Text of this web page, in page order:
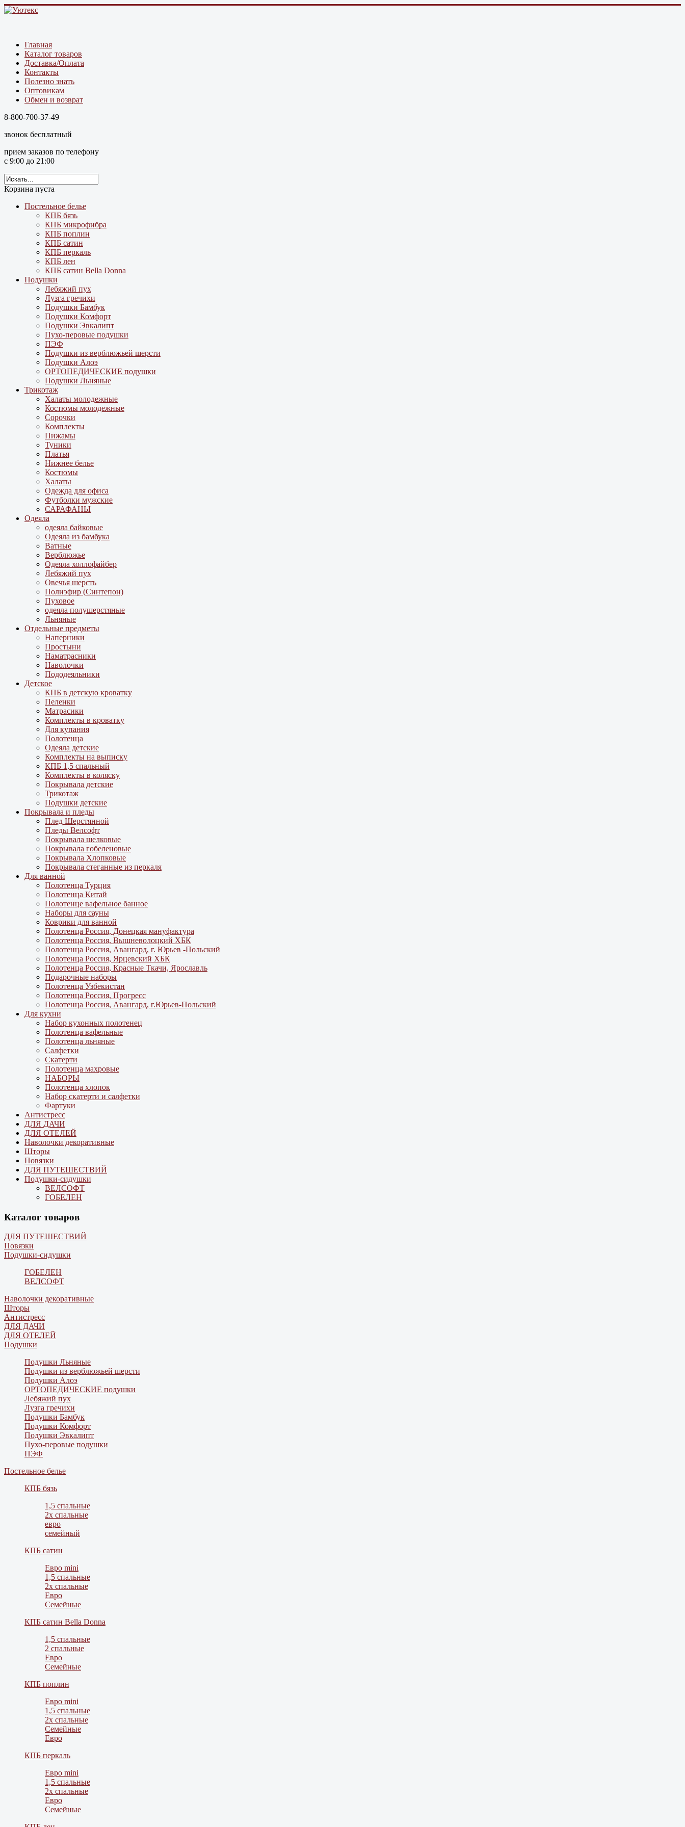
Главная
Каталог товаров
Доставка/Оплата
Контакты
Полезно знать
Оптовикам
Обмен и возврат
8-800-700-37-49
звонок бесплатный
прием заказов по телефону
с 9:00 до 21:00
Корзина пуста
Постельное белье
КПБ бязь
КПБ микрофибра
КПБ поплин
КПБ сатин
КПБ перкаль
КПБ лен
КПБ сатин Bella Donna
Подушки
Лебяжий пух
Лузга гречихи
Подушки Бамбук
Подушки Комфорт
Подушки Эвкалипт
Пухо-перовые подушки
ПЭФ
Подушки из верблюжьей шерсти
Подушки Алоэ
ОРТОПЕДИЧЕСКИЕ подушки
Подушки Льняные
Трикотаж
Халаты молодежные
Костюмы молодежные
Сорочки
Комплекты
Пижамы
Туники
Платья
Нижнее белье
Костюмы
Халаты
Одежда для офиса
Футболки мужские
САРАФАНЫ
Одеяла
одеяла байковые
Одеяла из бамбука
Ватные
Верблюжье
Одеяла холлофайбер
Лебяжий пух
Овечья шерсть
Полиэфир (Синтепон)
Пуховое
одеяла полушерстяные
Льняные
Отдельные предметы
Наперники
Простыни
Наматрасники
Наволочки
Пододеяльники
Детское
КПБ в детскую кроватку
Пеленки
Матрасики
Комплекты в кроватку
Для купания
Полотенца
Одеяла детские
Комплекты на выписку
КПБ 1,5 спальный
Комплекты в коляску
Покрывала детские
Трикотаж
Подушки детские
Покрывала и пледы
Плед Шерстянной
Пледы Велсофт
Покрывала шелковые
Покрывала гобеленовые
Покрывала Хлопковые
Покрывала стеганные из перкаля
Для ванной
Полотенца Турция
Полотенца Китай
Полотенце вафельное банное
Наборы для сауны
Коврики для ванной
Полотенца Россия, Донецкая мануфактура
Полотенца Россия, Вышневолоцкий ХБК
Полотенца Россия, Авангард, г. Юрьев -Польский
Полотенца Россия, Ярцевский ХБК
Полотенца Россия, Красные Ткачи, Ярославль
Подарочные наборы
Полотенца Узбекистан
Полотенца Россия, Прогресс
Полотенца Россия, Авангард, г.Юрьев-Польский
Для кухни
Набор кухонных полотенец
Полотенца вафельные
Полотенца льняные
Салфетки
Скатерти
Полотенца махровые
НАБОРЫ
Полотенца хлопок
Набор скатерти и салфетки
Фартуки
Антистресс
ДЛЯ ДАЧИ
ДЛЯ ОТЕЛЕЙ
Наволочки декоративные
Шторы
Повязки
ДЛЯ ПУТЕШЕСТВИЙ
Подушки-сидушки
ВЕЛСОФТ
ГОБЕЛЕН
Каталог товаров
ДЛЯ ПУТЕШЕСТВИЙ
Повязки
Подушки-сидушки
ГОБЕЛЕН
ВЕЛСОФТ
Наволочки декоративные
Шторы
Антистресс
ДЛЯ ДАЧИ
ДЛЯ ОТЕЛЕЙ
Подушки
Подушки Льняные
Подушки из верблюжьей шерсти
Подушки Алоэ
ОРТОПЕДИЧЕСКИЕ подушки
Лебяжий пух
Лузга гречихи
Подушки Бамбук
Подушки Комфорт
Подушки Эвкалипт
Пухо-перовые подушки
ПЭФ
Постельное белье
КПБ бязь
1,5 спальные
2х спальные
евро
семейный
КПБ сатин
Евро mini
1,5 спальные
2х спальные
Евро
Семейные
КПБ сатин Bella Donna
1,5 спальные
2 спальные
Евро
Семейные
КПБ поплин
Евро mini
1,5 спальные
2х спальные
Семейные
Евро
КПБ перкаль
Евро mini
1,5 спальные
2х спальные
Евро
Семейные